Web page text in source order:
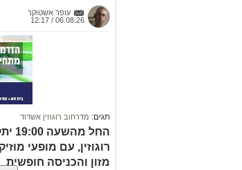
עופר אשטוקר
06.08.26 / 12:17
תגים: מדרחוב רוגוזין אשדוד
רוגוזין, עם מופעי
מזון והכניסה חופשית